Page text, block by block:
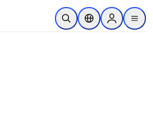
Skip to main content
Open SearchLocation Selector
Sign in to
menu